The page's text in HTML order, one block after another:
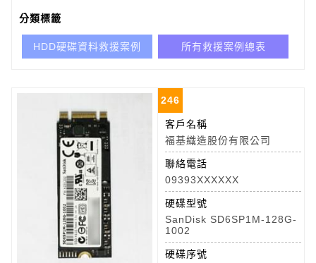
分類標籤
HDD硬碟資料救援案例 所有救援案例總表
246
客戶名稱
福基織造股份有限公司
聯絡電話
09393XXXXXX
硬碟型號
SanDisk SD6SP1M-128G-
1002
硬碟序號